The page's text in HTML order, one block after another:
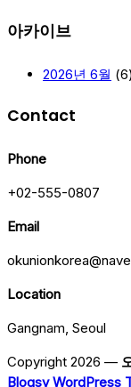
아카이브
2026년 6월 (6)
Contact
Phone
+02-555-0807
Email
Location
Gangnam, Seoul
Copyright 2026 —
Blogsy WordPress